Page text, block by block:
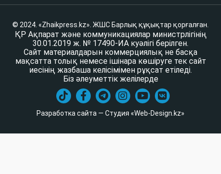
© 2024. «Zhaikpress.kz». ЖШС Барлық құқықтар қорғалған.
ҚР Ақпарат және коммуникациялар министрлігінің
30.01.2019 ж. № 17490-ИА куәлігі берілген.
Сайт материалдарын коммерциялық не басқа
мақсатта толық немесе ішінара көшіруге тек сайт
иесінің жазбаша келісімімен рұқсат етіледі.
Біз әлеуметтік желілерде
Разработка сайта — Студия «Web-Design.kz»